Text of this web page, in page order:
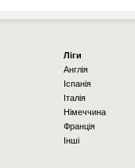
Ліги
Англія
Іспанія
Італія
Німеччина
Франція
Інші